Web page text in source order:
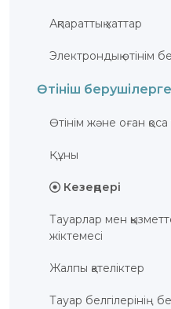
ӨНЕРКӘСІПТІК
СЕЛЕКЦИЯЛЫҚ
ТАУАР
БЕЛГІЛЕРІ
ШЫҒАРЫЛҒАН
ЖЕРДIҢ
ГЕОГРАФИЯЛЫҚ
ИНТЕГРАЛДЫҚ
МИКРОСХЕМА
КОММЕРЦИЯЛАНДЫРУ
ШАРТТАРЫ
БЛОГЫ
Ақпараттық хаттар
Электрондық өтінім
Өтініш берушілерге
Өтiнiм және оған қоса
Құны
Кезеңдері
Тауарлар мен
жіктемесі
Жалпы қателіктер
Тауар белгілерінің